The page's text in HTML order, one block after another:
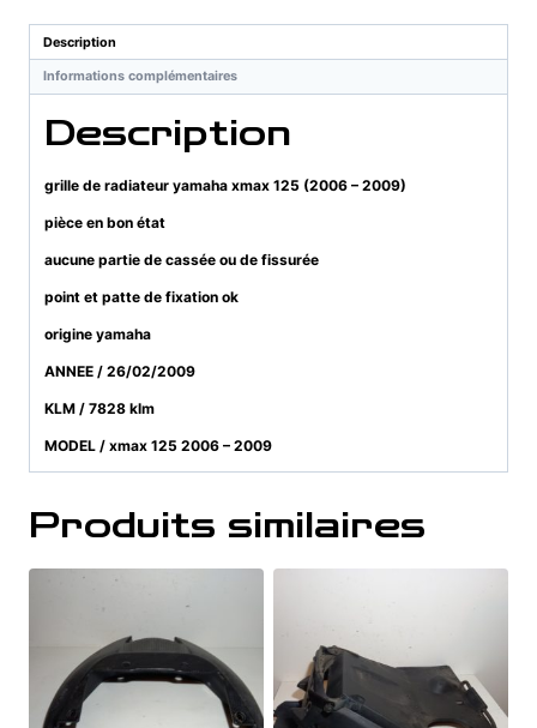
xmax
125
(2006
2009)
Description
Informations complémentaires
Description
grille de radiateur yamaha xmax 125 (2006 – 2009)
pièce en bon état
aucune partie de cassée ou de fissurée
point et patte de fixation ok
origine yamaha
ANNEE / 26/02/2009
KLM / 7828 klm
MODEL / xmax 125 2006 – 2009
Produits similaires